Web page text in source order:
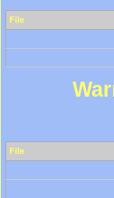
File
File